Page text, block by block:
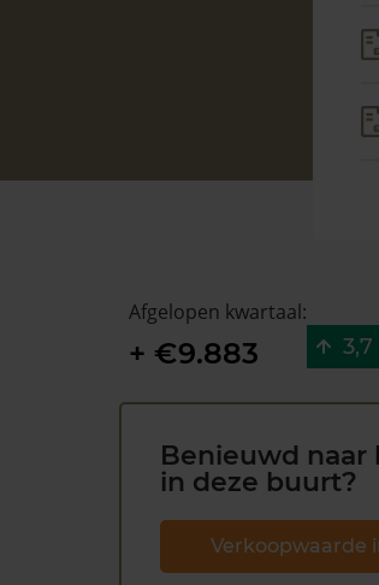
Afgelopen kwartaal:
+ €9.883 3,7
Benieuwd naar
in deze buurt?
Verkoopwaarde